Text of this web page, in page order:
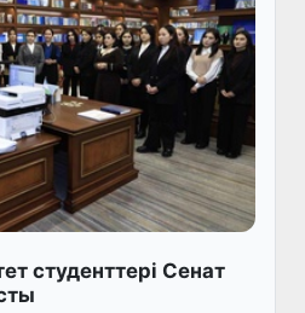
студенттері Сенат